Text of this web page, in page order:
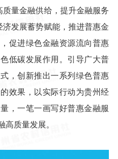
质量金融供给，提升金融服务
济发展蓄势赋能，推进普惠金
促进绿色金融资源流向普惠
低碳发展作用。引导广大普
，创新推出一系列绿色普惠
效果，以实际行动为贵州经
，一笔一画写好普惠金融服
高质量发展。